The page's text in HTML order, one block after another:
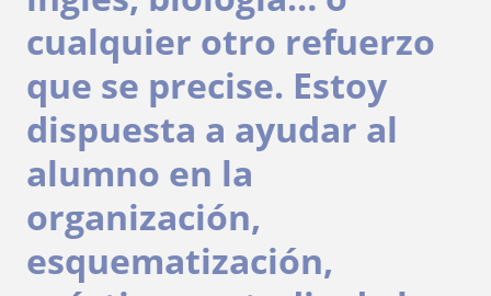
cualquier otro refuerzo
que se precise. Estoy
dispuesta a ayudar al
alumno en la
organización,
esquematización,